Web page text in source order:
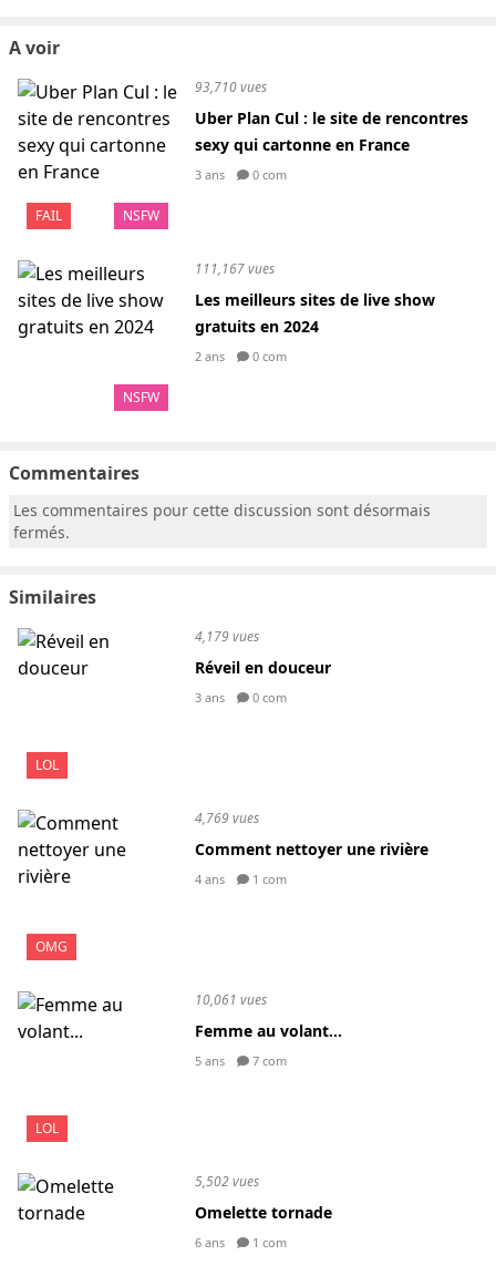
A voir
FAIL NSFW
93,710 vues
Uber Plan Cul : le site de rencontres
sexy qui cartonne en France
3 ans 0 com
NSFW
111,167 vues
Les meilleurs sites de live show
gratuits en 2024
2 ans 0 com
Commentaires
Les commentaires pour cette discussion sont désormais
fermés.
Similaires
LOL
4,179 vues
Réveil en douceur
3 ans 0 com
OMG
4,769 vues
Comment nettoyer une rivière
4 ans 1 com
LOL
10,061 vues
Femme au volant...
5 ans 7 com
5,502 vues
Omelette tornade
6 ans 1 com